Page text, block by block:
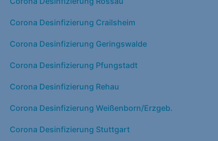
Corona Desinfizierung Crailsheim
Corona Desinfizierung Geringswalde
Corona Desinfizierung Pfungstadt
Corona Desinfizierung Rehau
Corona Desinfizierung Weißenborn/Erzgeb.
Corona Desinfizierung Stuttgart